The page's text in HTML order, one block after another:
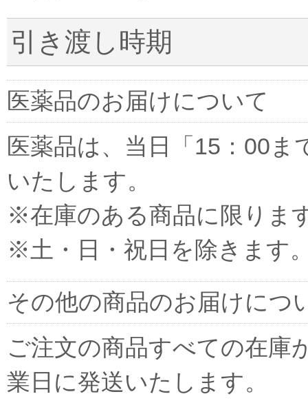
引き渡し時期
医薬品のお届けについて
医薬品は、当日「15：00
いたします。
※在庫のある商品に限りま
※土・日・祝日を除きます
その他の商品のお届けにつ
ご注文の商品すべての在庫
業日に発送いたします。